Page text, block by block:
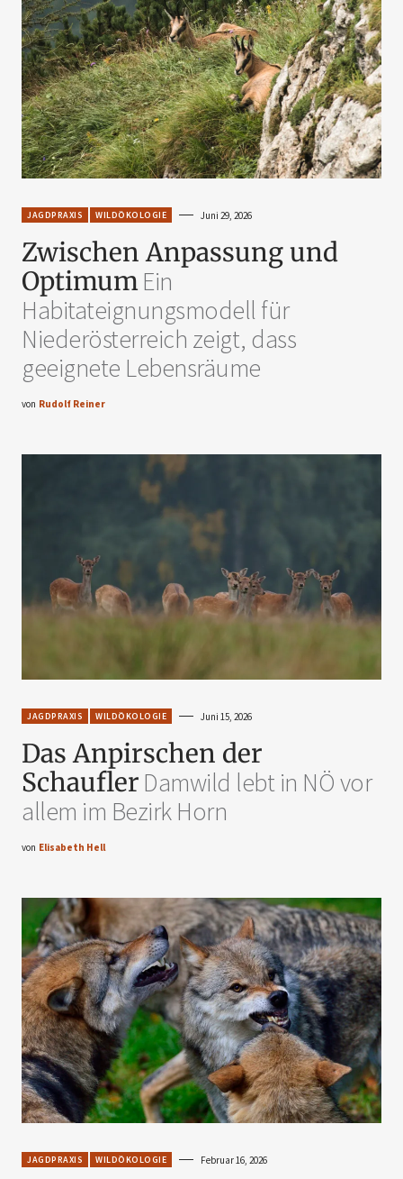
JAGDPRAXIS WILDÖKOLOGIE Juni 29, 2026
Zwischen Anpassung und
OptimumEin
Habitateignungsmodell für
Niederösterreich zeigt, dass
geeignete Lebensräume
von Rudolf Reiner
JAGDPRAXIS WILDÖKOLOGIE Juni 15, 2026
Das Anpirschen der
SchauflerDamwild lebt in NÖ vor
allem im Bezirk Horn
von Elisabeth Hell
JAGDPRAXIS WILDÖKOLOGIE Februar 16, 2026